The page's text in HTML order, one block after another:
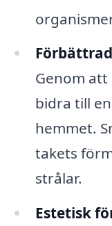
Genom
bidra till
hemmet.
takets
strålar.
Estetisk